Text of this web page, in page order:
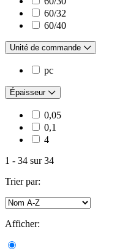
60/32
60/40
Unité de commande
pc
Épaisseur
0,05
0,1
4
1 - 34 sur34
Trier par:
Afficher: